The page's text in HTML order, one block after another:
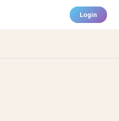
Login